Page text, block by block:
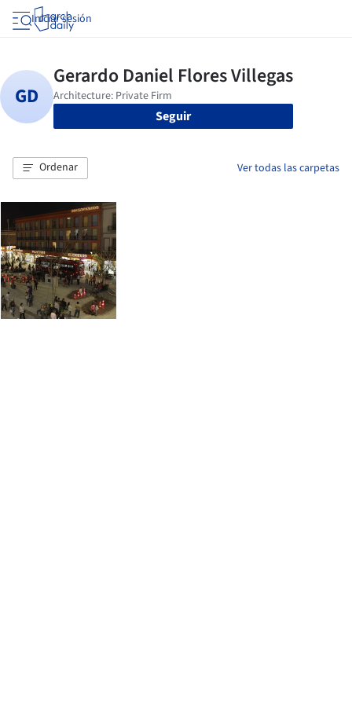
Iniciar sesión
Seguir
Ordenar Ver todas las carpetas